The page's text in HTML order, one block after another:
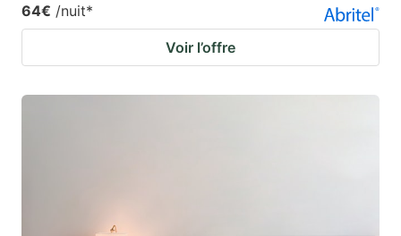
64€ /nuit*
Voir l’offre